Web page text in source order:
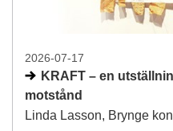
2026-07-17
KRAFT – en
motstånd
Linda Lasson, Brynge